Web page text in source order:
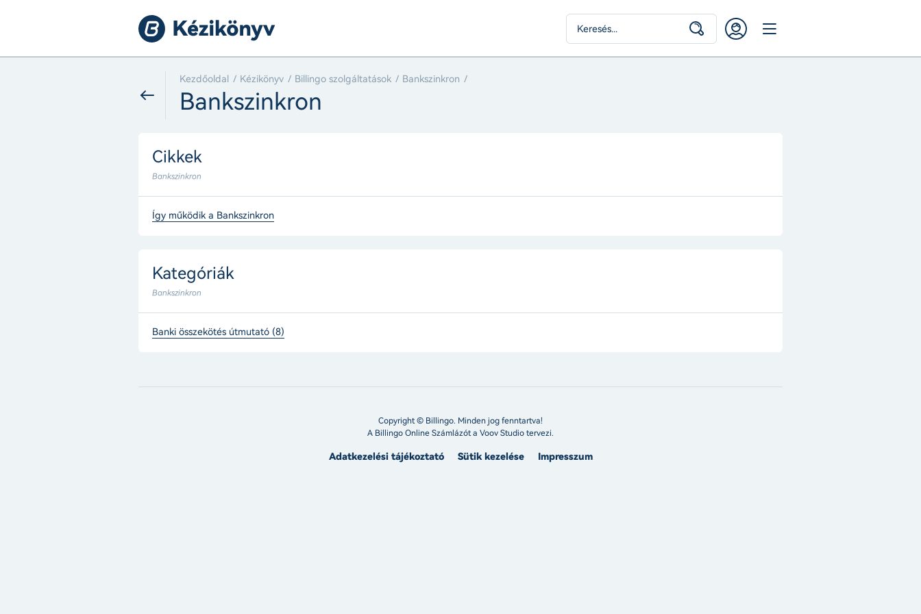
Kezdőoldal Kézikönyv Billingo szolgáltatások Bankszinkron
Bankszinkron
Cikkek
Bankszinkron
Így működik a Bankszinkron
Kategóriák
Bankszinkron
Banki összekötés útmutató (8)
Copyright © Billingo. Minden jog fenntartva!
A Billingo Online Számlázót a Voov Studio tervezi.
Adatkezelési tájékoztató Sütik kezelése Impresszum